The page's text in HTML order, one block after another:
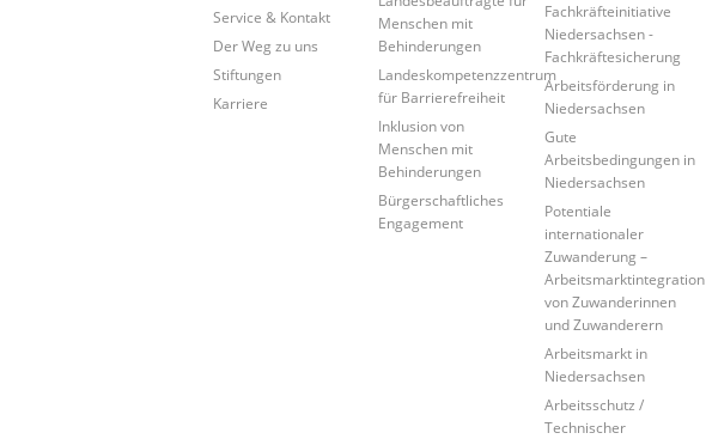
Service & Kontakt
Der Weg zu uns
Stiftungen
Karriere
Menschen mit
Behinderungen
Landeskompetenzzentrum
für Barrierefreiheit
Inklusion von
Menschen mit
Behinderungen
Bürgerschaftliches
Engagement
Fachkräfteinitiative
Niedersachsen -
Fachkräftesicherung
Arbeitsförderung in
Niedersachsen
Gute
Arbeitsbedingungen in
Niedersachsen
Potentiale
internationaler
Zuwanderung –
Arbeitsmarktintegration
von Zuwanderinnen
und Zuwanderern
Arbeitsmarkt in
Niedersachsen
Arbeitsschutz /
Technischer